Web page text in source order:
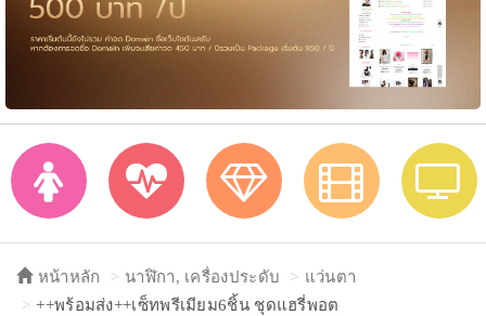
หน้าหลัก นาฬิกา, เครื่องประดับ
แว่นตา
++พร้อมส่ง++เซ็ทพรีเมียม6ชิ้น ชุดแฮรี่พอต